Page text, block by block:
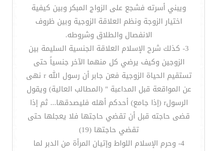
ويبني أسرته فشجع على الزواج المبكر وبين كيفية
اختيار الزوجة ونظم العلاقة الزوجية وبين ظروف
الانفصال والطلاق وشروطه.
3- كذلك شرح الإسلام العلاقة الجنسية السليمة بين
الزوجين وكيف يرضي كل منهما الآخر جنسياً حتى
تستقيم الحياة الزوجية فعن جابر أن رسول الله r نهى
عن المواقعة قبل المداعبة " (المطالب العالية) ويقول
الرسولr (إذا جامع) أحدكم أهله فليصدقها... ثم إذا
قضى حاجته قبل أن تقضي حاجتها فلا يعجلها حتى
تقضي حاجتها (19)
4- وحرم الإسلام اللواط وإتيان المرأة من الدبر لما